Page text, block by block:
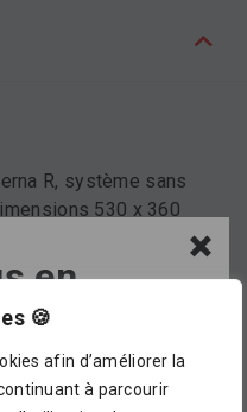
🍪
afin d’améliorer la
à parcourir
R, système sans
530 x 360
finitions disponibles..
en
notre catalogue en
qu’un petit